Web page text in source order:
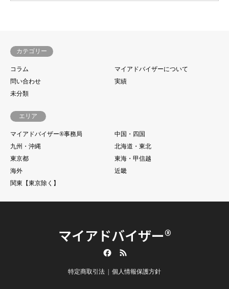
カテゴリー
コラム
マイアドバイザーについて
問い合わせ
実績
未分類
エリア
マイアドバイザー®事務局
中国・四国
九州・沖縄
北海道・東北
東京都
東海・甲信越
海外
近畿
関東【東京除く】
マイアドバイザー®
特定商取引法 個人情報保護方針